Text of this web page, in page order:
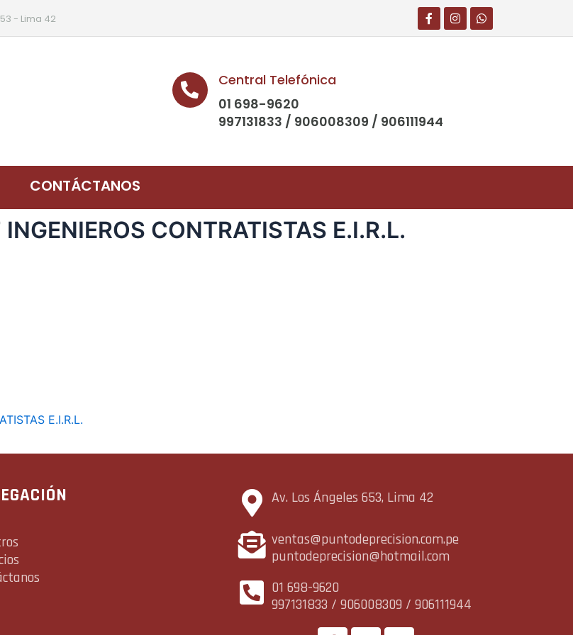
- Lima 42
Central Telefónica
01 698-9620
997131833 / 906008309 / 906111944
CONTÁCTANOS
CONTRATISTAS E.I.R.L.
E.I.R.L.
Av. Los Ángeles 653, Lima 42
ventas@puntodeprecision.com.pe
puntodeprecision@hotmail.com
01 698-9620
997131833 / 906008309 / 906111944